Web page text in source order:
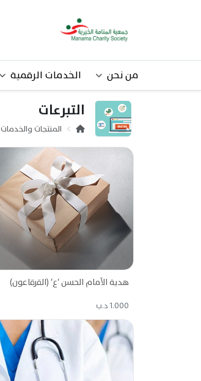
من نحن الخدمات الرقمية
التبرعات
المنتجات والخدمات
هدية الأمام الحسن ‘ع‘ (القرقاعون)
1.000 د.ب